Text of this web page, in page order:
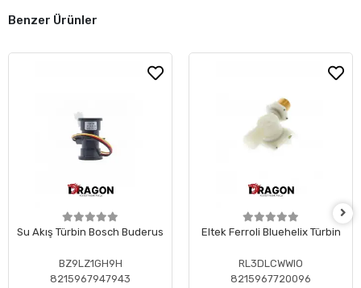
Benzer Ürünler
Su Akış Türbin Bosch Buderus
BZ9LZ1GH9H
8215967947943
Eltek Ferroli Bluehelix Türbin
RL3DLCWWIO
8215967720096